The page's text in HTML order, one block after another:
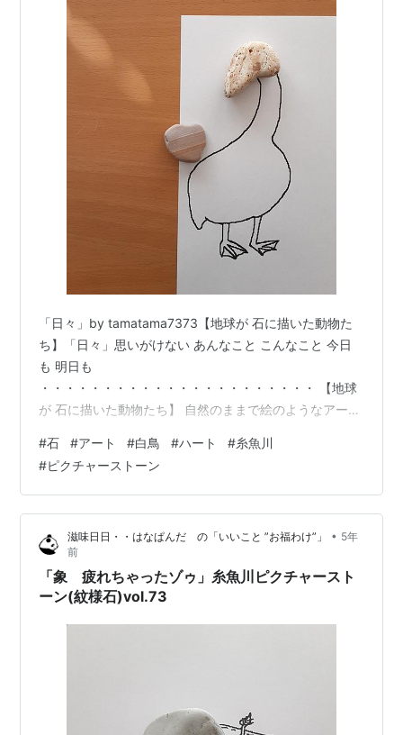
「日々」by tamatama7373【地球が 石に描いた動物た
ち】「日々」思いがけない あんなこと こんなこと 今日
も 明日も
・・・・・・・・・・・・・・・・・・・・・・ 【地球
が 石に描いた動物たち】 自然のままで絵のようなアート
呼ばれています。 私tamatama7373は、 ピクチャースト
ーンの”石はそのまま”（無加工）で、 そこから広がるイ
マジネーション（想像）の世界を、 ”石の外”に表現（創
造）して、 両者を併せた「ピクチャーストーンアート」
を制作しています。 写真のように、 石を、「石から広が
る”想像の先”を描いた紙」の上に置い…
#石 #アート #白鳥 #ハート #糸魚川
#ピクチャーストーン
滋味日日・・はなぱんだ の「いいこと ”お福わけ”」 • 5年
前
「象 疲れちゃったゾゥ」糸魚川ピクチャースト
ーン(紋様石)vol.73